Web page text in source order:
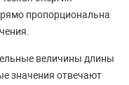
пропорциональна
величины длины
значения отвечают